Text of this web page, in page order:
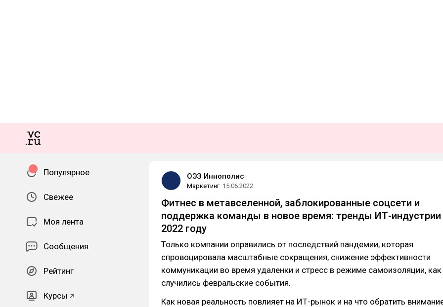
Популярное
Свежее
Моя лента
Сообщения
Рейтинг
Курсы
ОЭЗ Иннополис
Маркетинг 15.06.2022
Фитнес в метавселенной, заблокированные соцсети и
поддержка команды в новое время: тренды ИТ-индустрии
2022 году
Только компании оправились от последствий пандемии, которая
спровоцировала масштабные сокращения, снижение эффективности
коммуникации во время удаленки и стресс в режиме самоизоляции, как
случились февральские события.
Как новая реальность повлияет на ИТ-рынок и на что обратить